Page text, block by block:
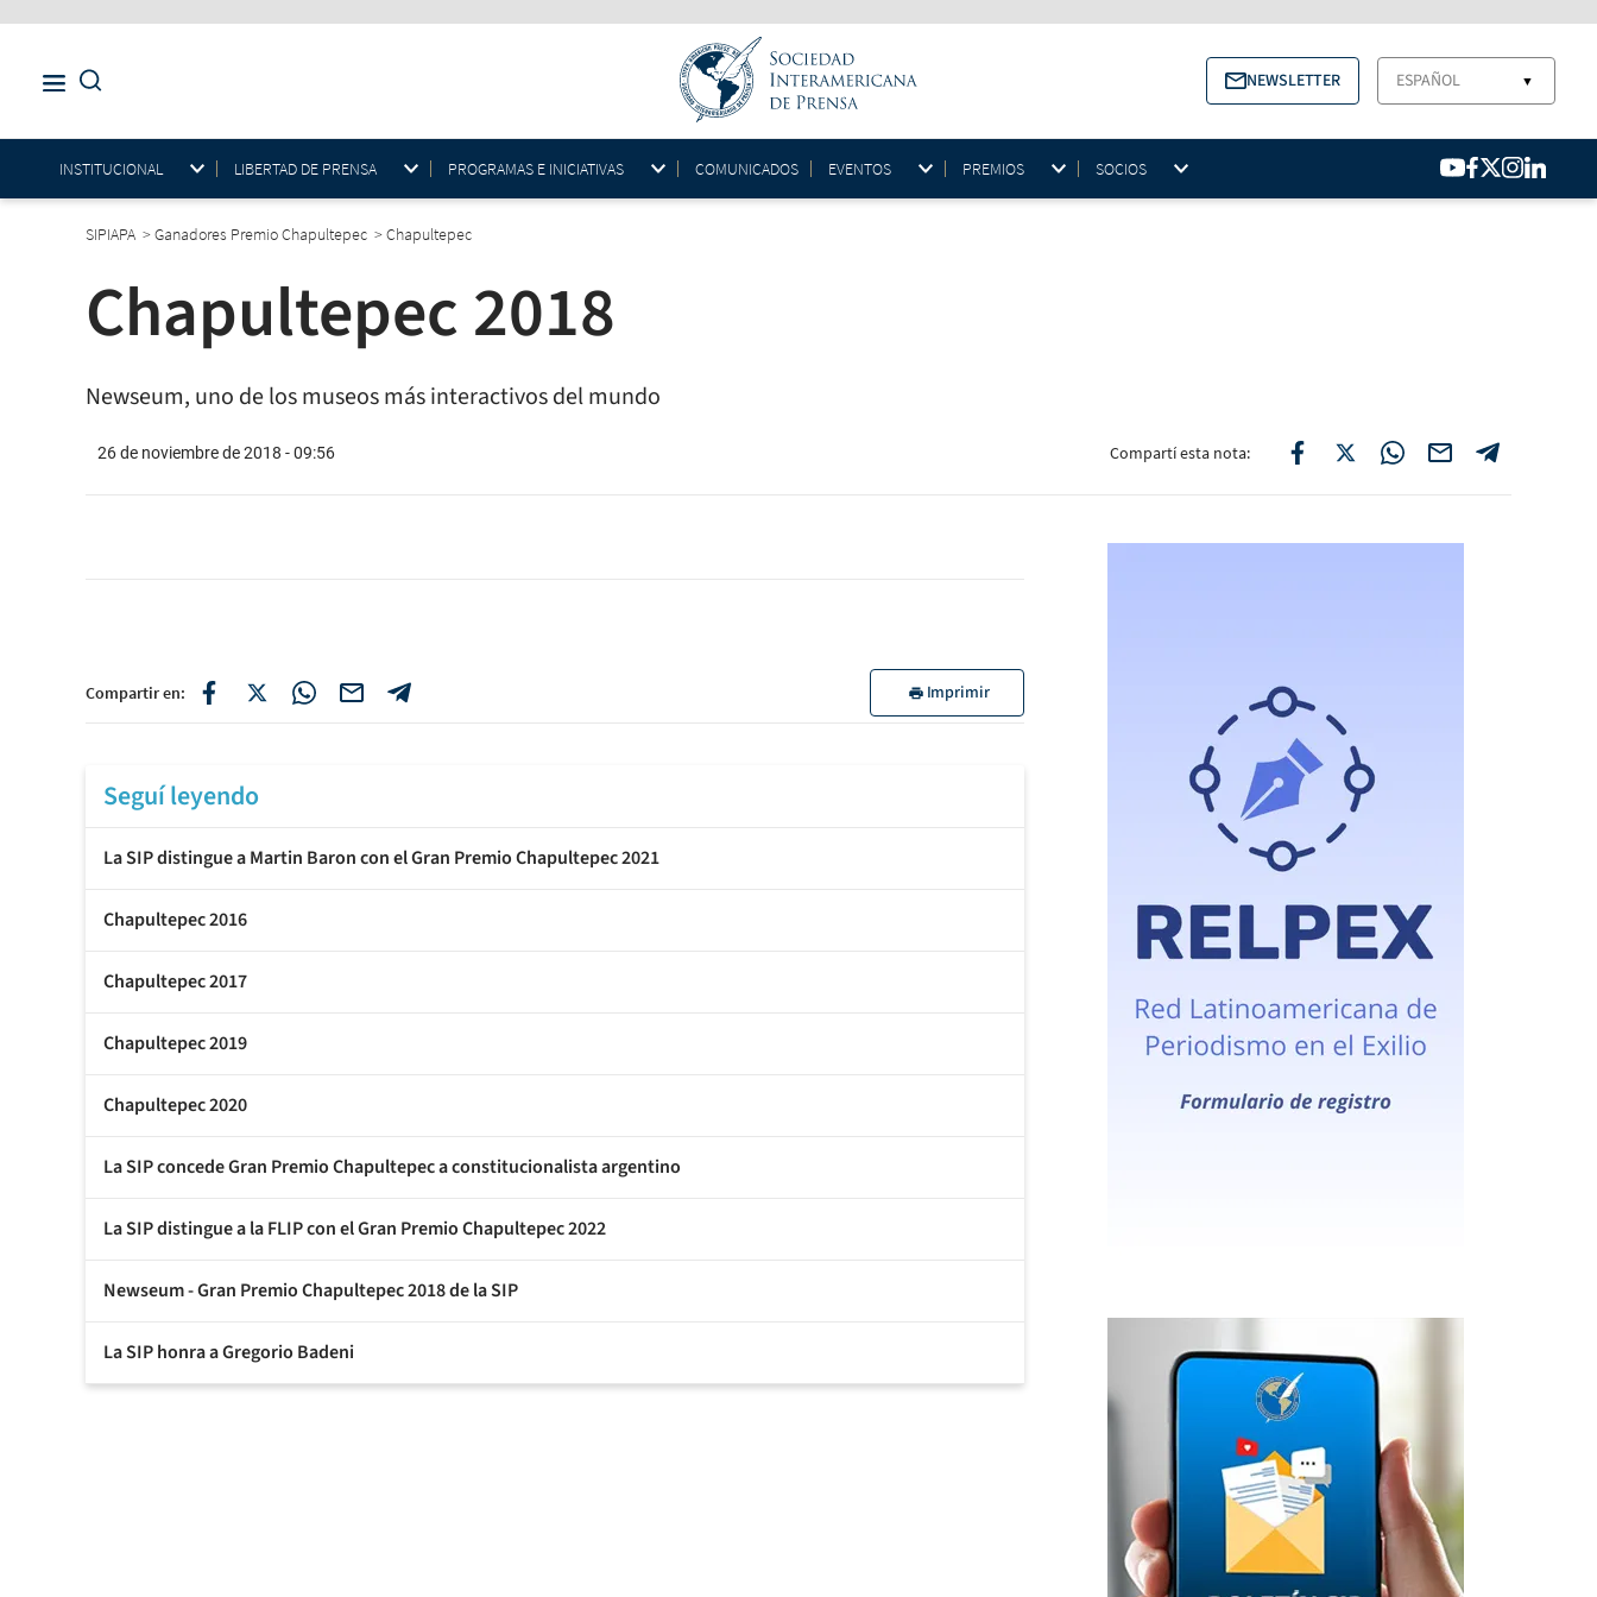
NEWSLETTER ESPAÑOL ▼
INSTITUCIONAL LIBERTAD DE PRENSA PROGRAMAS E INICIATIVAS COMUNICADOS EVENTOS PREMIOS SOCIOS
SIPIAPA >Ganadores Premio Chapultepec >Chapultepec
Chapultepec 2018
Newseum, uno de los museos más interactivos del mundo
26 de noviembre de 2018 - 09:56 Compartí esta nota:
Compartir en: Imprimir
Seguí leyendo
La SIP distingue a Martin Baron con el Gran Premio Chapultepec 2021
Chapultepec 2016
Chapultepec 2017
Chapultepec 2019
Chapultepec 2020
La SIP concede Gran Premio Chapultepec a constitucionalista argentino
La SIP distingue a la FLIP con el Gran Premio Chapultepec 2022
Newseum - Gran Premio Chapultepec 2018 de la SIP
La SIP honra a Gregorio Badeni